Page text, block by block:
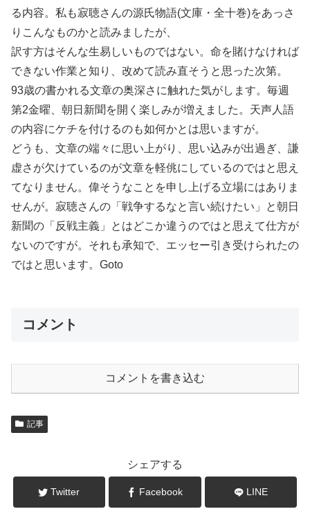
る内容。私も寂聴さんの源氏物語(文庫・全十巻)をあっさ
りこんなものかと読みましたが、
訳す方はそんな生易しいものではない。命を賭けなければ
できない作業と知り、改めて読み直そうと思った次第。
93歳の書かれる文章の奥深さに触れた気がします。毎週
第2金曜、朝日新聞を開く楽しみが増えました。天声人語
の内容にケチを付けるのも如何かとは思いますが。
どうも、文章の端々に思い上がり、思い込みが出過ぎ、謙
虚さが欠けているのが文章を軽佻にしているのではと思え
てなりません。偉そうなことを申し上げる立場にはありま
せんが。寂聴さんの「戦争するなと言い続けたい」と朝日
新聞の「反戦主義」とはどこか違うのではと思えて仕方が
ないのですが。それも承知で、エッセー引き受けられたの
ではと思います。Goto
コメント
コメントを書き込む
記事
シェアする
Twitter Facebook LINE